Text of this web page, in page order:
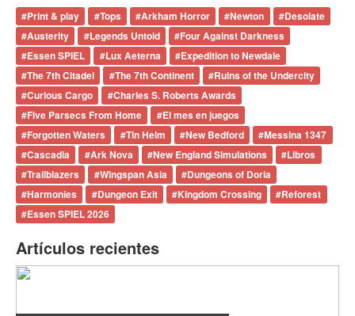
#Print & play #Tops #Arkham Horror #Newton #Desolate
#Austerity #Legends Untold #Four Against Darkness
#Essen SPIEL #Lux Aeterna #Expedition to Newdale
#The 7th Citadel #The 7th Continent #Ruins of the Undercity
#Curious Cargo #Charles S. Roberts Awards
#Five Parsecs From Home #El mes en juegos
#Forgotten Waters #Tin Helm #New Bedford #Messina 1347
#Cascadia #Ark Nova #New England Simulations #Libros
#Trailblazers #Wingspan Asia #Dungeons of Doria
#Harmonies #Dungeon Exit #Kingdom Crossing #Reforest
#Essen SPIEL 2026
Artículos recientes